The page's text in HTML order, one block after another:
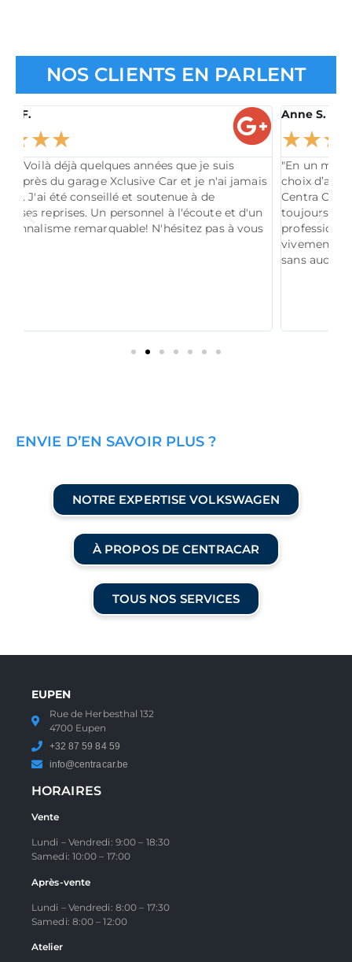
NOS CLIENTS EN PARLENT
années que je suis
Car et je n'ai jamais
soutenue à de
à l'écoute et d'un
N'hésitez pas à vous
☆☆
"En un mot : RAVIE. Je ne
choix d’avoir acheté mon
Centra Car à Liège avec MR
toujours TRÈS disponible, à
professionnel et super sympa 😉
vivement, le meilleur rapport
ENVIE D’EN SAVOIR PLUS ?
NOTRE EXPERTISE VOLKSWAGEN
À PROPOS DE CENTRACAR
TOUS NOS SERVICES
EUPEN
Rue de Herbesthal 132
4700 Eupen
+32 87 59 84 59
info@centracar.be
HORAIRES
Vente
Lundi – Vendredi: 9:00 – 18:30
Samedi: 10:00 – 17:00
Après-vente
Lundi – Vendredi: 8:00 – 17:30
Samedi: 8:00 – 12:00
Atelier